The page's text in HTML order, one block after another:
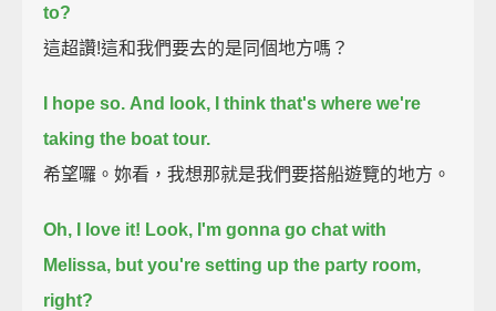
to?
這超讚!這和我們要去的是同個地方嗎？
I hope so. And look, I think that's where we're
taking the boat tour.
希望囉。妳看，我想那就是我們要搭船遊覽的地方。
Oh, I love it! Look, I'm gonna go chat with
Melissa, but you're setting up the party room,
right?